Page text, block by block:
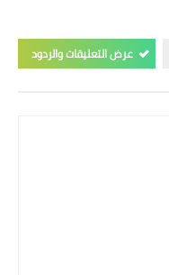
عرض التعليقات والردود